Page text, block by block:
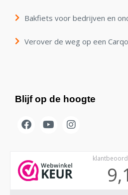
Bakfiets voor bedrijven en
Verover de weg op een
Blijf op de hoogte